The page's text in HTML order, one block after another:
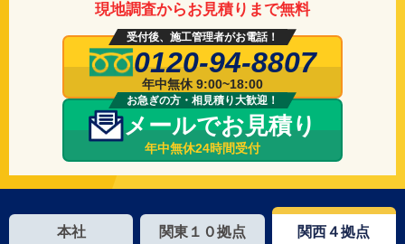
現地調査からお見積りまで無料
受付後、施工管理者がお電話！
0120-94-8807
年中無休 9:00~18:00
お急ぎの方・相見積り大歓迎！
メールでお見積り
年中無休24時間受付
本社 関東１０拠点 関西４拠点